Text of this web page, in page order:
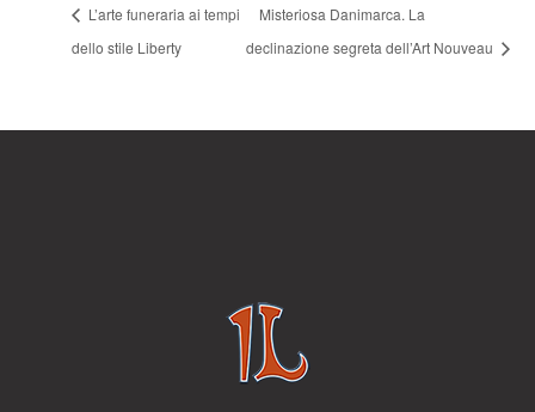
L’arte funeraria ai tempi
dello stile Liberty
Misteriosa Danimarca. La
declinazione segreta dell’Art Nouveau